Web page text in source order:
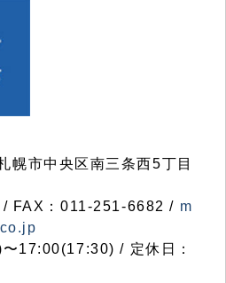
市中央区南三条西5丁目
FAX：011-251-6682 / m
17:00(17:30) / 定休日：